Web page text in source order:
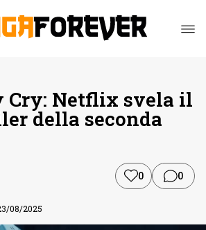
Cry: Netflix svela il
della seconda
0 0
08/2025